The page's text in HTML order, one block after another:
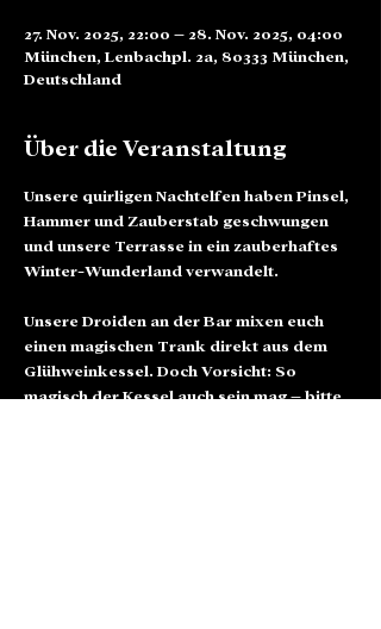
27. Nov. 2025, 22:00 – 28. Nov. 2025, 04:00
München, Lenbachpl. 2a, 80333 München,
Deutschland
Über die Veranstaltung
Unsere quirligen Nachtelfen haben Pinsel,
Hammer und Zauberstab geschwungen
und unsere Terrasse in ein zauberhaftes
Winter-Wunderland verwandelt.
Unsere Droiden an der Bar mixen euch
einen magischen Trank direkt aus dem
Glühweinkessel. Doch Vorsicht: So
magisch der Kessel auch sein mag – bitte